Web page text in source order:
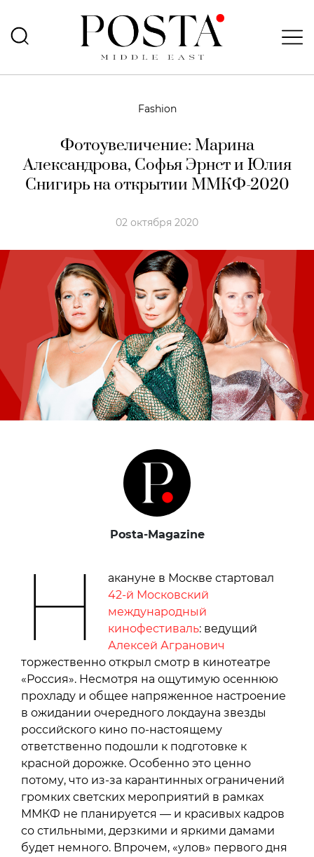
Fashion
Фотоувеличение: Марина
Александрова, Софья Эрнст и Юлия
Снигирь на открытии ММКФ-2020
02 октября 2020
Posta-Magazine
Н
акануне в Москве стартовал
42-й Московский
международный
кинофестиваль: ведущий
Алексей Агранович
торжественно открыл смотр в кинотеатре
«Россия». Несмотря на ощутимую осеннюю
прохладу и общее напряженное настроение
в ожидании очередного локдауна звезды
российского кино по-настоящему
ответственно подошли к подготовке к
красной дорожке. Особенно это ценно
потому, что из-за карантинных ограничений
громких светских мероприятий в рамках
ММКФ не планируется — и красивых кадров
со стильными, дерзкими и яркими дамами
будет немного. Впрочем, «улов» первого дня